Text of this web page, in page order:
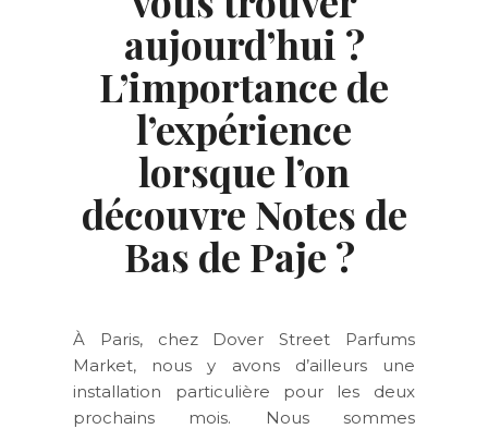
aujourd’hui ?
L’importance de
l’expérience
lorsque l’on
découvre Notes de
Bas de Paje ?
À Paris, chez Dover Street Parfums
Market, nous y avons d’ailleurs une
installation particulière pour les deux
prochains mois. Nous sommes